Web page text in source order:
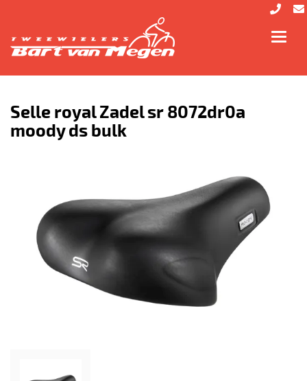
Selle royal Zadel sr 8072dr0a
moody ds bulk